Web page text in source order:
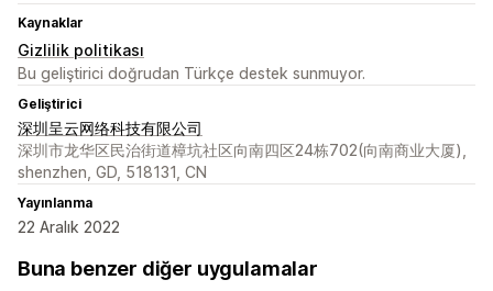
Kaynaklar
Gizlilik politikası
Bu geliştirici doğrudan Türkçe destek sunmuyor.
Geliştirici
深圳呈云网络科技有限公司
深圳市龙华区民治街道樟坑社区向南四区24栋702(向南商业大厦),
shenzhen, GD, 518131, CN
Yayınlanma
22 Aralık 2022
Buna benzer diğer uygulamalar